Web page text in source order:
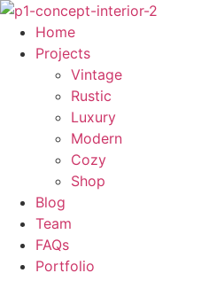
Skip
content
Home
Projects
Vintage
Rustic
Luxury
Modern
Cozy
Shop
Blog
Team
FAQs
Portfolio